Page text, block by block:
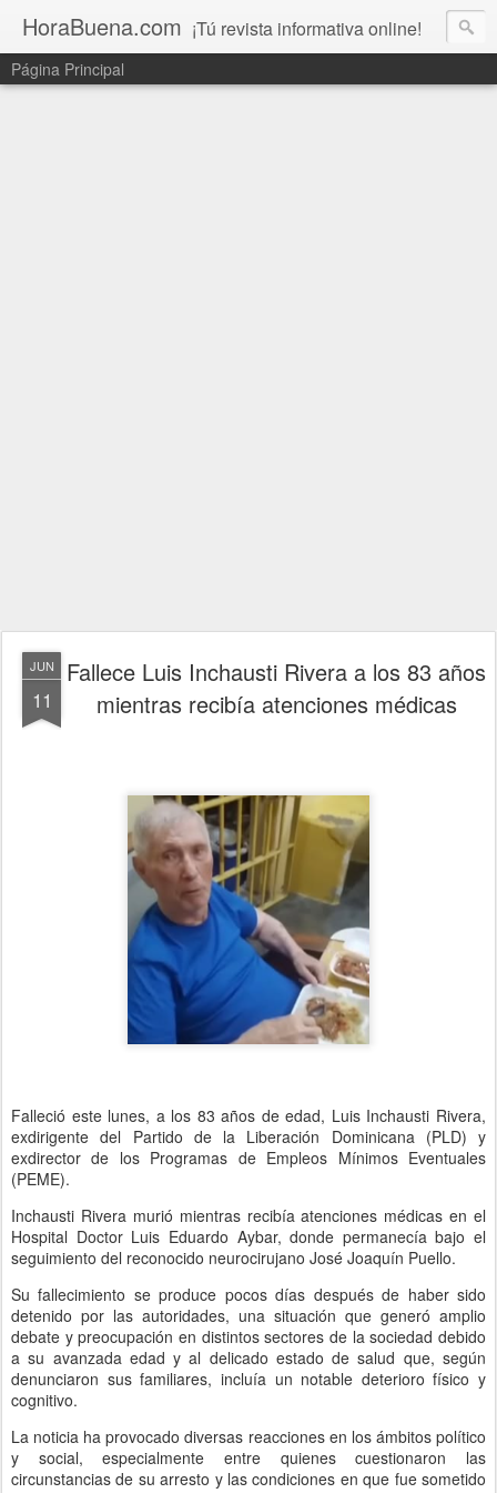
HoraBuena.com ¡Tú revista informativa online!
Página Principal
JUN
11
Fallece Luis Inchausti Rivera a los 83 años
mientras recibía atenciones médicas
Falleció este lunes, a los 83 años de edad, Luis Inchausti Rivera,
exdirigente del Partido de la Liberación Dominicana (PLD) y
exdirector de los Programas de Empleos Mínimos Eventuales
(PEME).
Inchausti Rivera murió mientras recibía atenciones médicas en el
Hospital Doctor Luis Eduardo Aybar, donde permanecía bajo el
seguimiento del reconocido neurocirujano José Joaquín Puello.
Su fallecimiento se produce pocos días después de haber sido
detenido por las autoridades, una situación que generó amplio
debate y preocupación en distintos sectores de la sociedad debido
a su avanzada edad y al delicado estado de salud que, según
denunciaron sus familiares, incluía un notable deterioro físico y
cognitivo.
La noticia ha provocado diversas reacciones en los ámbitos político
y social, especialmente entre quienes cuestionaron las
circunstancias de su arresto y las condiciones en que fue sometido